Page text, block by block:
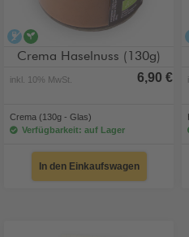
alkoholfrei
Crema Haselnuss (130g)
inkl. 10% MwSt. 6,90 €
Crema (130g - Glas)
Verfügbarkeit: auf Lager
In den Einkaufswagen